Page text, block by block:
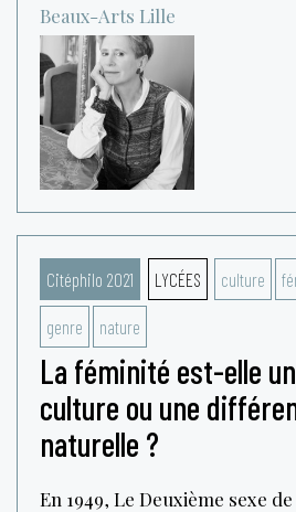
Beaux-Arts Lille
Citéphilo 2021 LYCÉES culture
genre nature
La féminité est-elle
culture ou une
naturelle ?
En 1949, Le Deuxième sexe